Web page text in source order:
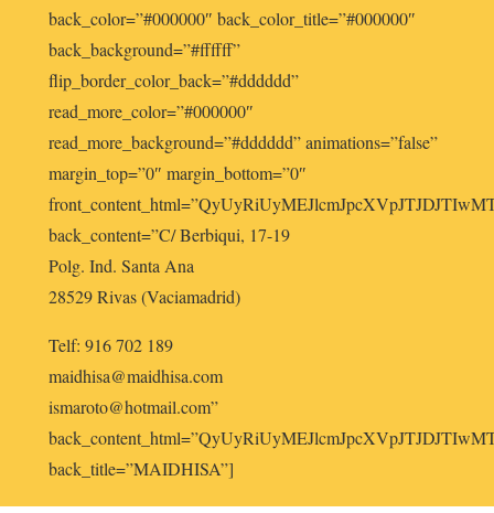
back_color=”#000000″ back_color_title=”#000000″
back_background=”#ffffff”
flip_border_color_back=”#dddddd”
read_more_color=”#000000″
read_more_background=”#dddddd” animations=”false”
margin_top=”0″ margin_bottom=”0″
back_content=”C/ Berbiqui, 17-19
Polg. Ind. Santa Ana
28529 Rivas (Vaciamadrid)
Telf: 916 702 189
maidhisa@maidhisa.com
ismaroto@hotmail.com”
back_title=”MAIDHISA”]